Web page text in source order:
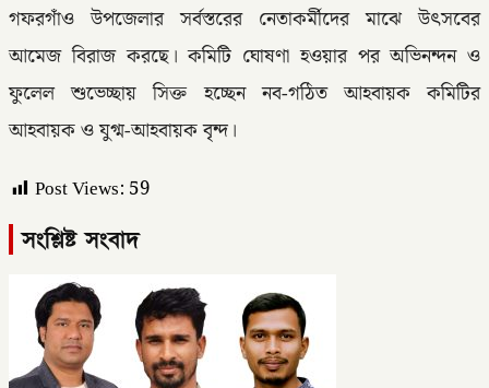
গফরগাঁও উপজেলার সর্বস্তরের নেতাকর্মীদের মাঝে উৎসবের
আমেজ বিরাজ করছে। কমিটি ঘোষণা হওয়ার পর অভিনন্দন ও
ফুলেল শুভেচ্ছায় সিক্ত হচ্ছেন নব-গঠিত আহবায়ক কমিটির
আহবায়ক ও যুগ্ম-আহবায়ক বৃন্দ।
Post Views: 59
সংশ্লিষ্ট সংবাদ